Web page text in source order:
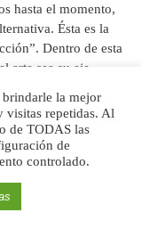
hasta el momento,
Ésta es la
Dentro de esta
arte sea su eje
que hoy ha
esta misma labor
lo que se identifica
aún, lo es el
que hemos
de escritura,
brindarle la mejor
visitas repetidas. Al
de TODAS las
de
controlado.